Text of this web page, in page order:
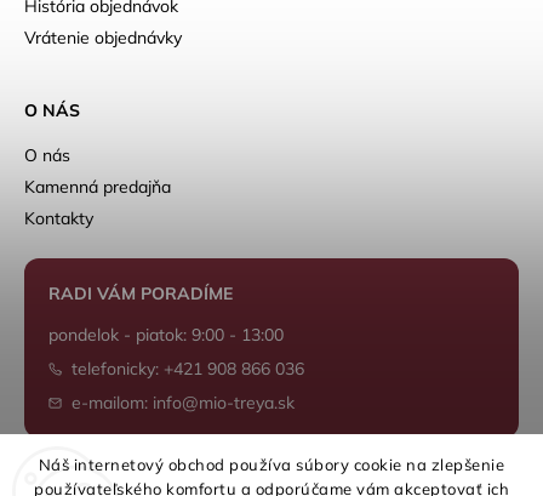
Náš internetový obchod používa súbory cookie na zlepšenie
používateľského komfortu a odporúčame vám akceptovať ich
História objednávok
Vrátenie objednávky
O NÁS
O nás
Kamenná predajňa
Kontakty
RADI VÁM PORADÍME
pondelok - piatok: 9:00 - 13:00
telefonicky: +421 908 866 036
e-mailom: info@mio-treya.sk